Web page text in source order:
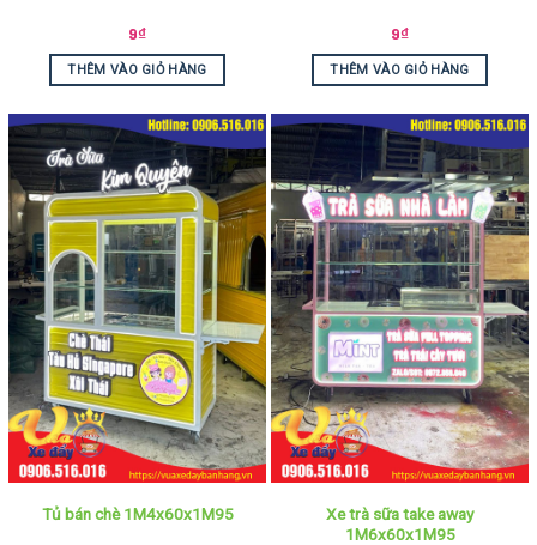
9₫
THÊM VÀO GIỎ HÀNG
9₫
THÊM VÀO GIỎ HÀNG
Tủ bán chè 1M4x60x1M95
Xe trà sữa take away
1M6x60x1M95